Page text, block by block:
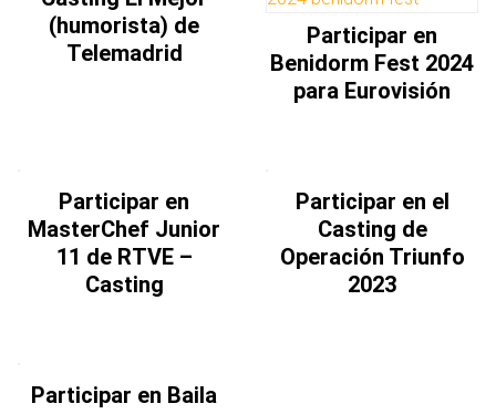
(humorista) de
Telemadrid
Participar en
Benidorm Fest 2024
para Eurovisión
Participar en
MasterChef Junior
11 de RTVE –
Casting
Participar en el
Casting de
Operación Triunfo
2023
Participar en Baila